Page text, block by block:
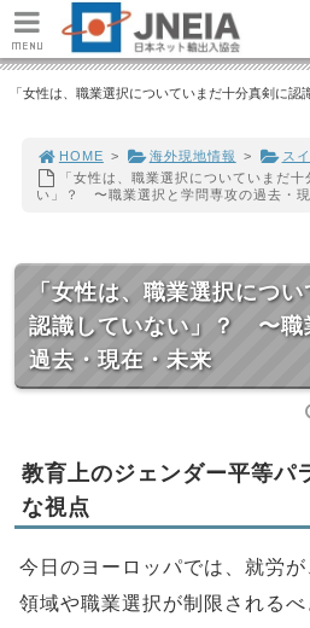
「女性は、職業選択についていまだ十分真剣に
HOME > 海外現地情報 > ス
「女性は、職業選択についていまだ
い」？ 〜職業選択と学問専攻の過去・
「女性は、職業選択につ
認識していない」？ 〜職
過去・現在・未来
教育上のジェンダー平等パ
な視点
今日のヨーロッパでは、就労
領域や職業選択が制限される
MENU